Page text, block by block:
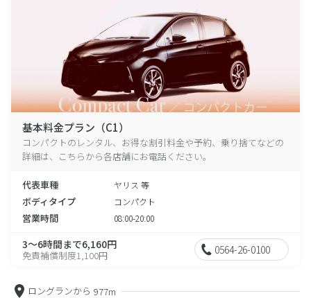
基本料金プラン（C1）
コンパクトのレンタル、お得な割引料金や予約、乗り捨てなどの
詳細は、こちらから各店舗にお電話ください。
代表車種 ヤリス 等
ボディタイプ コンパクト
営業時間 08:00-20:00
3～6時間まで6,160円
免責補償制度1,100円 0564-26-0100
ロングランから 977m